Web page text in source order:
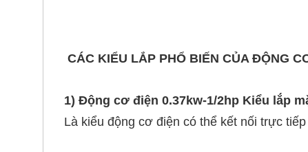
CÁC KIỂU LẮP PHỔ BIẾN CỦA ĐỘNG
1) Động cơ điện 0.37kw-1/2hp Kiểu lắp
Là kiểu động cơ điện có thể kết nối trực